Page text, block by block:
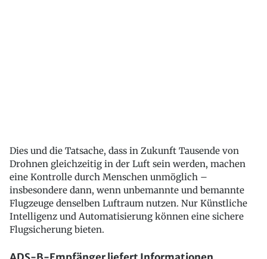
Dies und die Tatsache, dass in Zukunft Tausende von
Drohnen gleichzeitig in der Luft sein werden, machen
eine Kontrolle durch Menschen unmöglich –
insbesondere dann, wenn unbemannte und bemannte
Flugzeuge denselben Luftraum nutzen. Nur Künstliche
Intelligenz und Automatisierung können eine sichere
Flugsicherung bieten.